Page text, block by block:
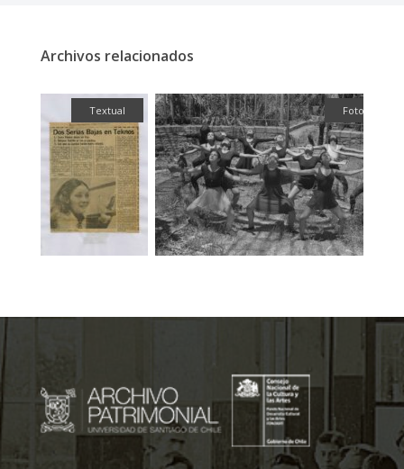
Archivos relacionados
Textual Fotografía